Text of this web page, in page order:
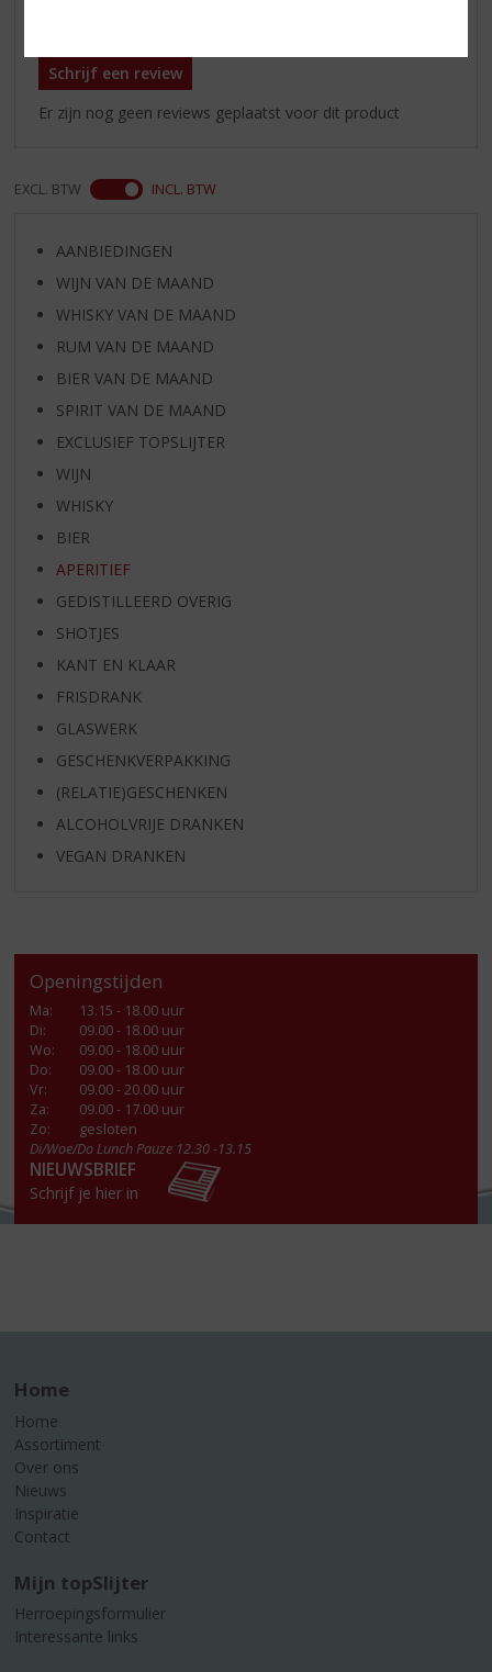
Schrijf een review
Er zijn nog geen reviews geplaatst voor dit product
EXCL. BTW INCL. BTW
AANBIEDINGEN
WIJN VAN DE MAAND
WHISKY VAN DE MAAND
RUM VAN DE MAAND
BIER VAN DE MAAND
SPIRIT VAN DE MAAND
EXCLUSIEF TOPSLIJTER
WIJN
WHISKY
BIER
APERITIEF
GEDISTILLEERD OVERIG
SHOTJES
KANT EN KLAAR
FRISDRANK
GLASWERK
GESCHENKVERPAKKING
(RELATIE)GESCHENKEN
ALCOHOLVRIJE DRANKEN
VEGAN DRANKEN
Openingstijden
Ma:
13.15 - 18.00 uur
Di:
09.00 - 18.00 uur
Wo:
09.00 - 18.00 uur
Do:
09.00 - 18.00 uur
Vr:
09.00 - 20.00 uur
Za:
09.00 - 17.00 uur
Zo:
gesloten
Di/Woe/Do Lunch Pauze 12.30 -13.15
NIEUWSBRIEF
Schrijf je hier in
Home
Home
Assortiment
Over ons
Nieuws
Inspiratie
Contact
Mijn topSlijter
Herroepingsformulier
Interessante links